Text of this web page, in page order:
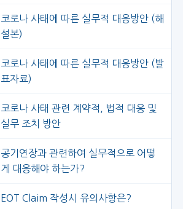
코로나 사태에 따른 실무적 대응방안 (해
설본)
코로나 사태에 따른 실무적 대응방안 (발
표자료)
코로나 사태 관련 계약적, 법적 대응 및
실무 조치 방안
공기연장과 관련하여 실무적으로 어떻
게 대응해야 하는가?
EOT Claim 작성시 유의사항은?